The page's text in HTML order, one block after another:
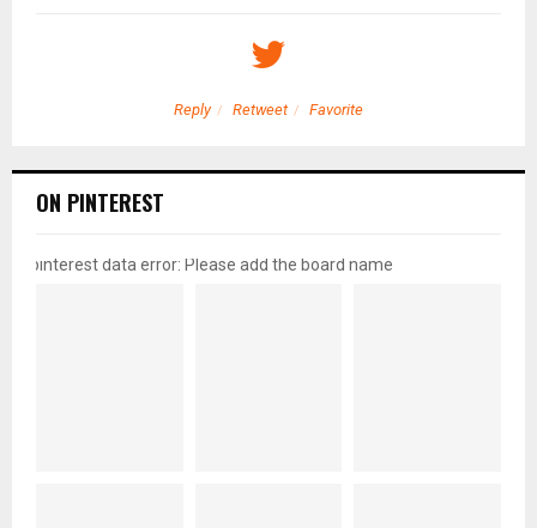
Reply Retweet Favorite
ON PINTEREST
pinterest data error: Please add the board name